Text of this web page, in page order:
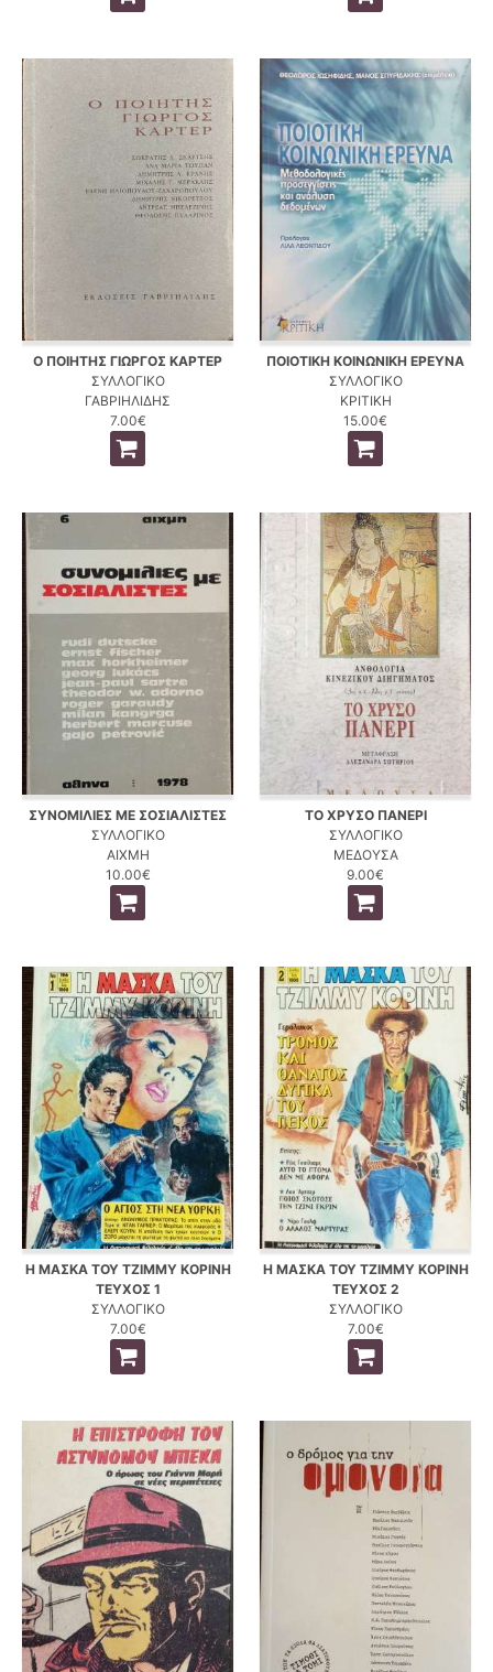
Ο ΠΟΙΗΤΗΣ ΓΙΩΡΓΟΣ ΚΑΡΤΕΡ
ΣΥΛΛΟΓΙΚΟ
ΓΑΒΡΙΗΛΙΔΗΣ
7.00€
ΠΟΙΟΤΙΚΗ ΚΟΙΝΩΝΙΚΗ ΕΡΕΥΝΑ
ΣΥΛΛΟΓΙΚΟ
ΚΡΙΤΙΚΗ
15.00€
ΣΥΝΟΜΙΛΙΕΣ ΜΕ ΣΟΣΙΑΛΙΣΤΕΣ
ΣΥΛΛΟΓΙΚΟ
ΑΙΧΜΗ
10.00€
ΤΟ ΧΡΥΣΟ ΠΑΝΕΡΙ
ΣΥΛΛΟΓΙΚΟ
ΜΕΔΟΥΣΑ
9.00€
Η ΜΑΣΚΑ ΤΟΥ ΤΖΙΜΜΥ ΚΟΡΙΝΗ
ΤΕΥΧΟΣ 1
ΣΥΛΛΟΓΙΚΟ
7.00€
Η ΜΑΣΚΑ ΤΟΥ ΤΖΙΜΜΥ ΚΟΡΙΝΗ
ΤΕΥΧΟΣ 2
ΣΥΛΛΟΓΙΚΟ
7.00€